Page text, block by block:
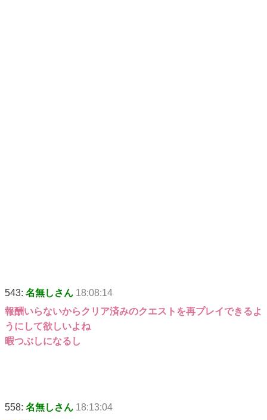
543: 名無しさん 18:08:14
報酬いらないからクリア済みのクエストを再プレイできるよ
うにして欲しいよね
暇つぶしになるし
558: 名無しさん 18:13:04